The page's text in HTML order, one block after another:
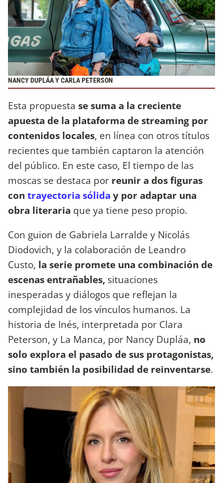
NANCY DUPLÁA Y CARLA PETERSON
Esta propuesta se suma a la creciente
apuesta de la plataforma de streaming por
contenidos locales, en línea con otros títulos
recientes que también captaron la atención
del público. En este caso, El tiempo de las
moscas se destaca por reunir a dos figuras
con trayectoria sólida y por adaptar una
obra literaria que ya tiene peso propio.
Con guion de Gabriela Larralde y Nicolás
Diodovich, y la colaboración de Leandro
Custo, la serie promete una combinación de
escenas entrañables, situaciones
inesperadas y diálogos que reflejan la
complejidad de los vínculos humanos. La
historia de Inés, interpretada por Clara
Peterson, y La Manca, por Nancy Dupláa, no
solo explora el pasado de sus protagonistas,
sino también la posibilidad de reinventarse.